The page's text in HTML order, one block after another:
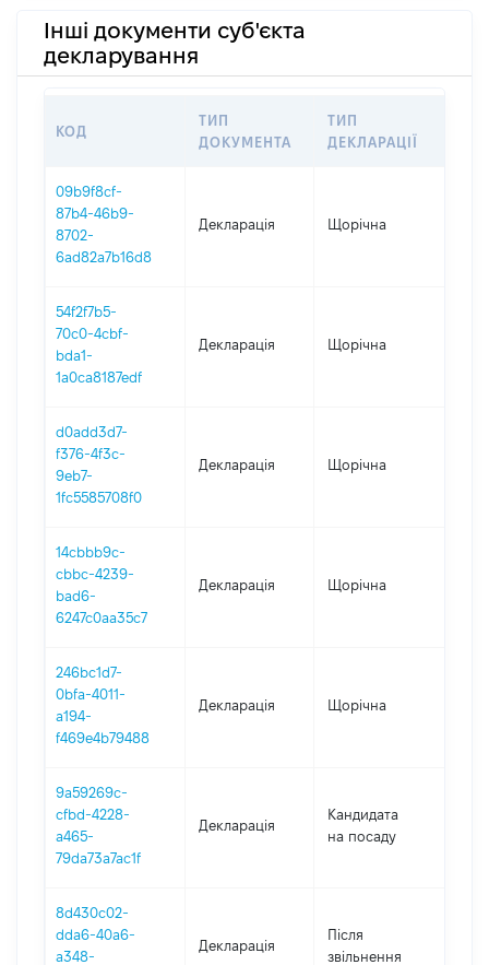
Інші документи суб'єкта
декларування
КОД
ТИП
ДОКУМЕНТА
ТИП
ДЕКЛАРАЦІЇ
09b9f8cf-
87b4-46b9-
8702-
6ad82a7b16d8
Декларація Щорічна
54f2f7b5-
70c0-4cbf-
bda1-
1a0ca8187edf
Декларація Щорічна
d0add3d7-
f376-4f3c-
9eb7-
1fc5585708f0
Декларація Щорічна
14cbbb9c-
cbbc-4239-
bad6-
6247c0aa35c7
Декларація Щорічна
246bc1d7-
0bfa-4011-
a194-
f469e4b79488
Декларація Щорічна
9a59269c-
cfbd-4228-
a465-
79da73a7ac1f
Декларація
Кандидата
на посаду
8d430c02-
dda6-40a6-
a348-
Декларація
Після
звільнення